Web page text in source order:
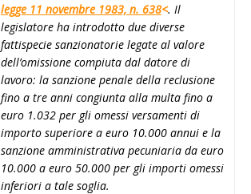
legge 11 novembre 1983, n. 638<. Il
legislatore ha introdotto due diverse
fattispecie sanzionatorie legate al valore
dell’omissione compiuta dal datore di
lavoro: la sanzione penale della reclusione
fino a tre anni congiunta alla multa fino a
euro 1.032 per gli omessi versamenti di
importo superiore a euro 10.000 annui e la
sanzione amministrativa pecuniaria da euro
10.000 a euro 50.000 per gli importi omessi
inferiori a tale soglia.